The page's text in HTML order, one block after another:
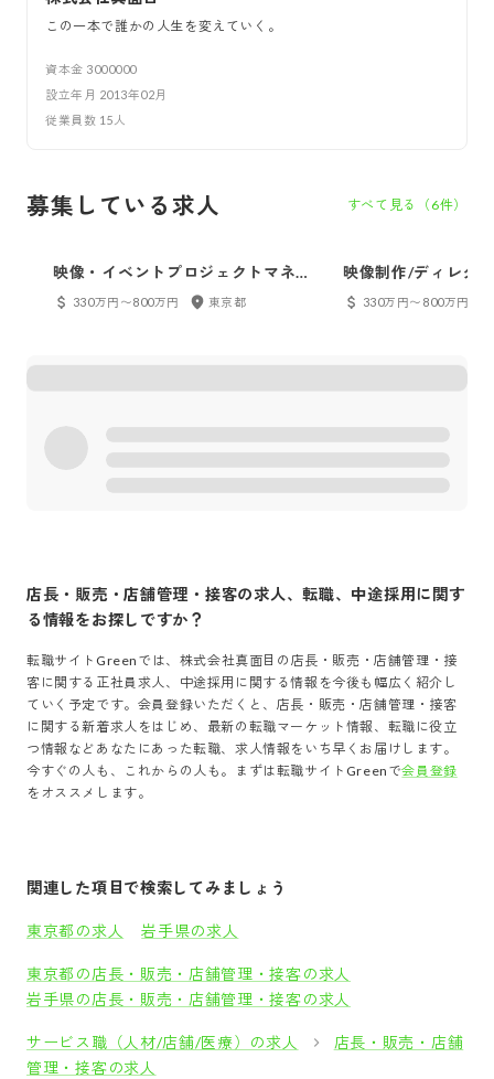
この一本で誰かの人生を変えていく。
資本金 3000000
設立年月 2013年02月
従業員数 15 人
募集している求人 すべて見る（ 6件）
映像・イベントプロジェクトマネー
ジャー
330万円〜800万円 東京都
映像制作/ディレク
330万円〜800万円
店長・販売・店舗管理・接客の求人、転職、中途採用に関す
る情報をお探しですか？
転職サイトGreenでは、 株式会社真面目 の 店長・販売・店舗管理・接
客 に関する正社員求人、中途採用に関する情報を今後も幅広く紹介し
ていく予定です。会員登録いただくと、 店長・販売・店舗管理・接客
に関する新着求人をはじめ、最新の転職マーケット情報、転職に役立
つ情報などあなたにあった転職、求人情報をいち早くお届けします。
今すぐの人も、これからの人も。まずは転職サイトGreenで会員登録
をオススメします。
関連した項目で検索してみましょう
東京都の求人 岩手県の求人
東京都の店長・販売・店舗管理・接客の求人
岩手県の店長・販売・店舗管理・接客の求人
サービス職（人材/店舗/医療）の求人
店長・販売・店舗
管理・接客の求人